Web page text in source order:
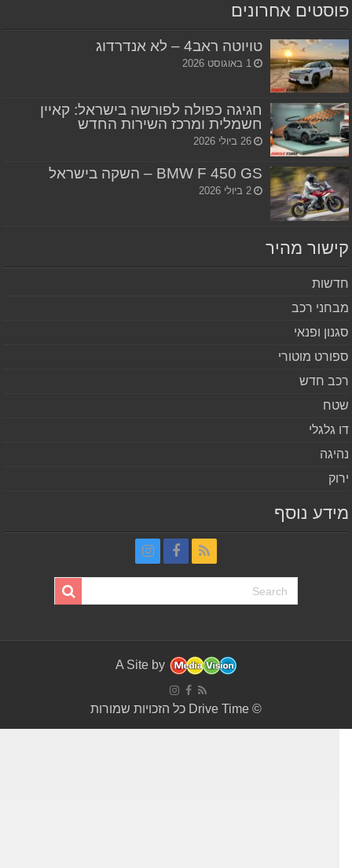
אחרונים
טויוטה ראב4 – לא אנדרדוג
1 באוגוסט 2026
חגיגה כפולה לפורשה בישראל: קאיין
חשמלית ומרכז השירות החדש
26 ביולי 2026
BMW F 450 GS – השקה בישראל
2 ביולי 2026
מהיר
רכב
ופנאי
מוטורי
חדש
גלגלי
נוסף
A Site by